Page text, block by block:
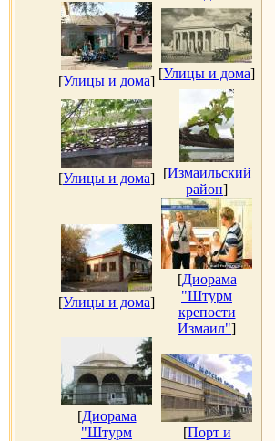
[Улицы и дома] [Улицы и дома]
[Улицы и дома] [Измаильский
район]
[Улицы и дома]
[Диорама
"Штурм
крепости
Измаил"]
[Диорама
"Штурм
[Порт и